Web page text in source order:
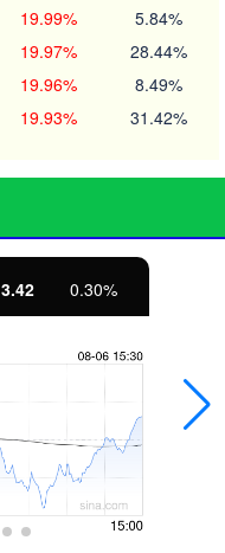
19.99% 5.84%
19.97% 28.44%
19.96% 8.49%
19.93% 31.42%
3.42 0.30%